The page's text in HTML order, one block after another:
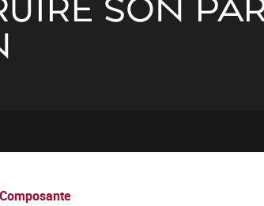
Composante